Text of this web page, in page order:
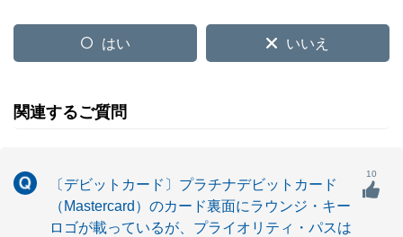
はい いいえ
関連するご質問
〔デビットカード〕プラチナデビットカード
（Mastercard）のカード裏面にラウンジ・キー
ロゴが載っているが、プライオリティ・パスは
10